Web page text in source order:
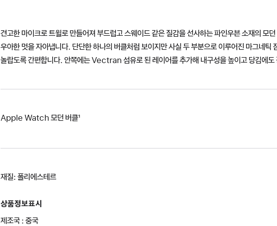
견고한 마이크로 트윌로 만들어져 부드럽고 스웨이드 같은 질감을 선사하는 파인우븐 소재의 모
우아한 멋을 자아냅니다. 단단한 하나의 버클처럼 보이지만 사실 두 부분으로 이루어진 마그네틱
놀랍도록 간편합니다. 안쪽에는 Vectran 섬유로 된 레이어를 추가해 내구성을 높이고 당김에도
Apple Watch 모던 버클¹
재질: 폴리에스테르
상품정보표시
제조국 : 중국